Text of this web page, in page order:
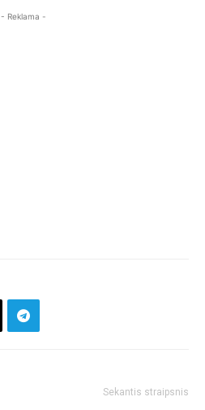
- Reklama -
Sekantis straipsnis